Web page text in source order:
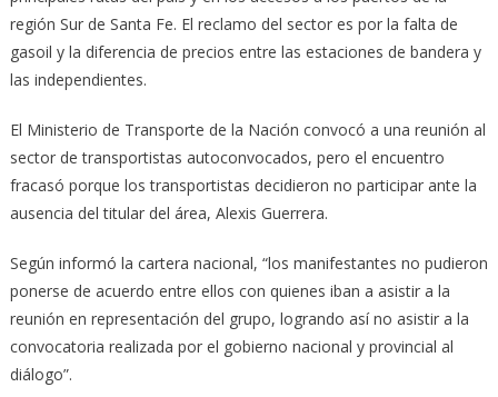
región Sur de Santa Fe. El reclamo del sector es por la falta de
gasoil y la diferencia de precios entre las estaciones de bandera y
las independientes.
El Ministerio de Transporte de la Nación convocó a una reunión al
sector de transportistas autoconvocados, pero el encuentro
fracasó porque los transportistas decidieron no participar ante la
ausencia del titular del área, Alexis Guerrera.
Según informó la cartera nacional, “los manifestantes no pudieron
ponerse de acuerdo entre ellos con quienes iban a asistir a la
reunión en representación del grupo, logrando así no asistir a la
convocatoria realizada por el gobierno nacional y provincial al
diálogo”.